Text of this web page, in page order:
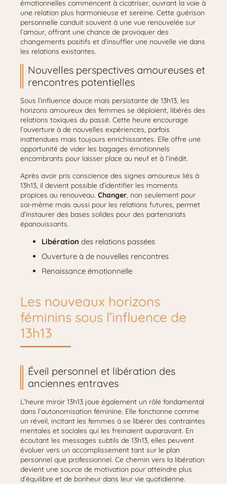
émotionnelles commencent à cicatriser, ouvrant la voie à
une relation plus harmonieuse et sereine. Cette guérison
personnelle conduit souvent à une vue renouvelée sur
l’amour, offrant une chance de provoquer des
changements positifs et d’insuffler une nouvelle vie dans
les relations existantes.
Nouvelles perspectives amoureuses et
rencontres potentielles
Sous l’influence douce mais persistante de 13h13, les
horizons amoureux des femmes se déploient, libérés des
relations toxiques du passé. Cette heure encourage
l’ouverture à de nouvelles expériences, parfois
inattendues mais toujours enrichissantes. Elle offre une
opportunité de vider les bagages émotionnels
encombrants pour laisser place au neuf et à l’inédit.
Après avoir pris conscience des signes amoureux liés à
13h13, il devient possible d’identifier les moments
propices au renouveau. Changer, non seulement pour
soi-même mais aussi pour les relations futures, permet
d’instaurer des bases solides pour des partenariats
épanouissants.
Libération des relations passées
Ouverture à de nouvelles rencontres
Renaissance émotionnelle
Les nouveaux horizons
féminins sous l’influence de
13h13
Éveil personnel et libération des
anciennes entraves
L’heure miroir 13h13 joue également un rôle fondamental
dans l’autonomisation féminine. Elle fonctionne comme
un réveil, incitant les femmes à se libérer des contraintes
mentales et sociales qui les freinaient auparavant. En
écoutant les messages subtils de 13h13, elles peuvent
évoluer vers un accomplissement tant sur le plan
personnel que professionnel. Ce chemin vers la libération
devient une source de motivation pour atteindre plus
d’équilibre et de bonheur dans leur vie quotidienne.